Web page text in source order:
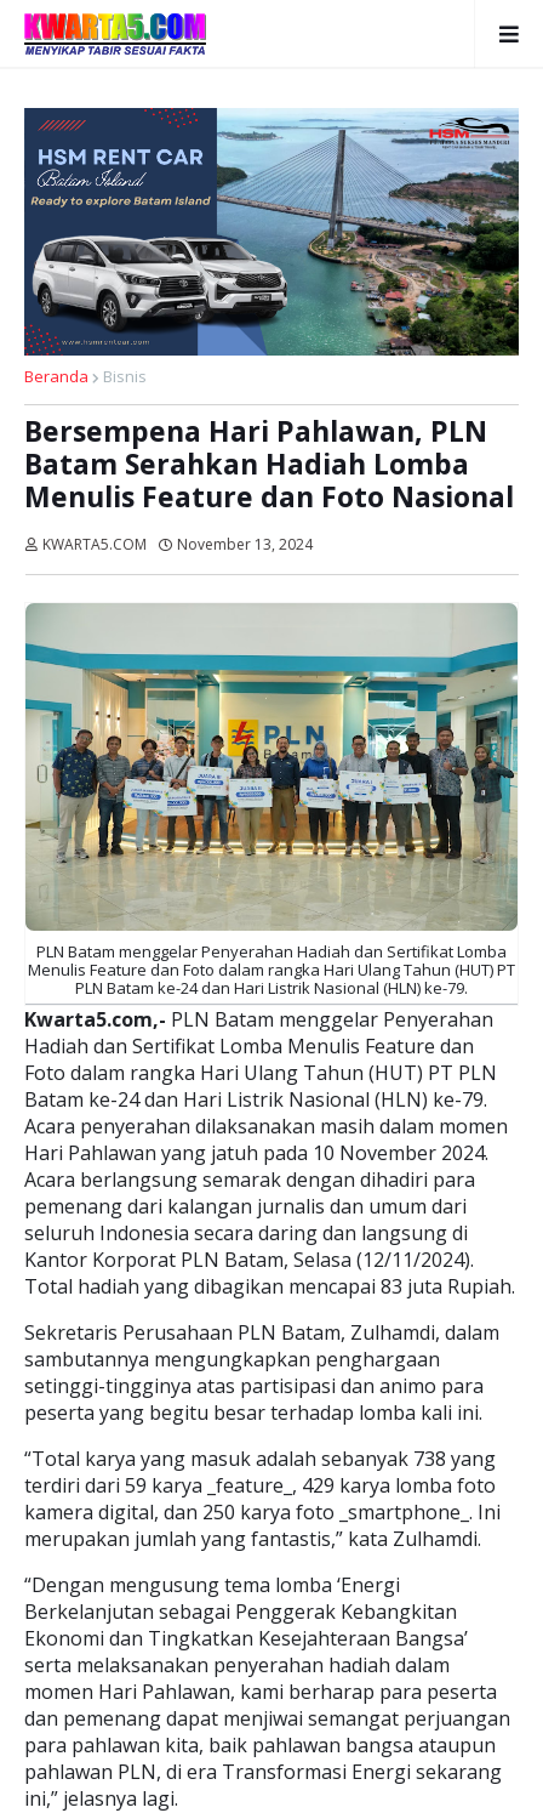
Beranda Bisnis
Bersempena Hari Pahlawan, PLN
Batam Serahkan Hadiah Lomba
Menulis Feature dan Foto Nasional
KWARTA5.COM November 13, 2024
PLN Batam menggelar Penyerahan Hadiah dan Sertifikat Lomba
Menulis Feature dan Foto dalam rangka Hari Ulang Tahun (HUT) PT
PLN Batam ke-24 dan Hari Listrik Nasional (HLN) ke-79.
Kwarta5.com,- PLN Batam menggelar Penyerahan
Hadiah dan Sertifikat Lomba Menulis Feature dan
Foto dalam rangka Hari Ulang Tahun (HUT) PT PLN
Batam ke-24 dan Hari Listrik Nasional (HLN) ke-79.
Acara penyerahan dilaksanakan masih dalam momen
Hari Pahlawan yang jatuh pada 10 November 2024.
Acara berlangsung semarak dengan dihadiri para
pemenang dari kalangan jurnalis dan umum dari
seluruh Indonesia secara daring dan langsung di
Kantor Korporat PLN Batam, Selasa (12/11/2024).
Total hadiah yang dibagikan mencapai 83 juta Rupiah.
Sekretaris Perusahaan PLN Batam, Zulhamdi, dalam
sambutannya mengungkapkan penghargaan
setinggi-tingginya atas partisipasi dan animo para
peserta yang begitu besar terhadap lomba kali ini.
“Total karya yang masuk adalah sebanyak 738 yang
terdiri dari 59 karya _feature_, 429 karya lomba foto
kamera digital, dan 250 karya foto _smartphone_. Ini
merupakan jumlah yang fantastis,” kata Zulhamdi.
“Dengan mengusung tema lomba ‘Energi
Berkelanjutan sebagai Penggerak Kebangkitan
Ekonomi dan Tingkatkan Kesejahteraan Bangsa’
serta melaksanakan penyerahan hadiah dalam
momen Hari Pahlawan, kami berharap para peserta
dan pemenang dapat menjiwai semangat perjuangan
para pahlawan kita, baik pahlawan bangsa ataupun
pahlawan PLN, di era Transformasi Energi sekarang
ini,” jelasnya lagi.